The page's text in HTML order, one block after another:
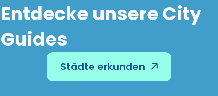
Entdecke unsere City
Guides
Städte erkunden